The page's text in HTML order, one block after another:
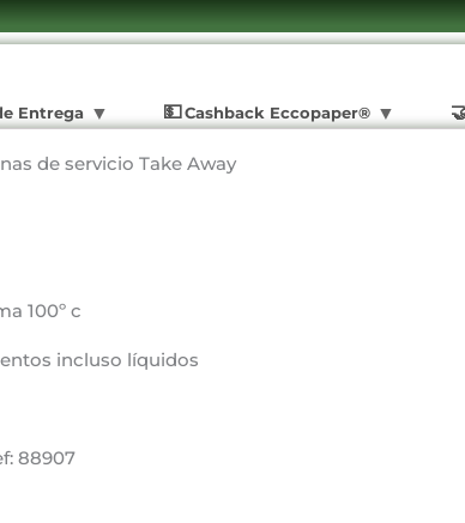
Entrega Cashback Eccopaper®
de servicio Take Away
100º c
incluso líquidos
88907